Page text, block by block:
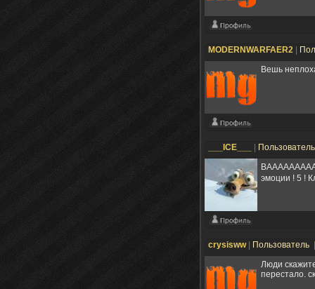
MODERNWARFAER2
Вешь
___ICE___
эмоции ! 5 !
crysisww| Пользователь
Люди
перестало.